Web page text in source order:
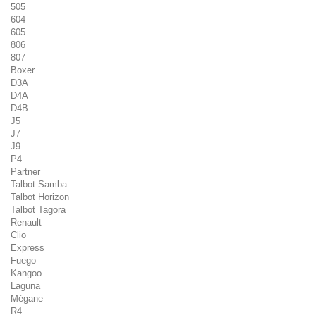
505
604
605
806
807
Boxer
D3A
D4A
D4B
J5
J7
J9
P4
Partner
Talbot Samba
Talbot Horizon
Talbot Tagora
Renault
Clio
Express
Fuego
Kangoo
Laguna
Mégane
R4